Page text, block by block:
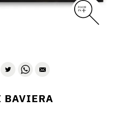
BAVIERA